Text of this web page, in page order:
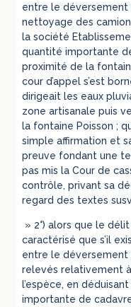
entre le déversement
nettoyage des
la société
quantité importante
proximité de la
cour d’appel s’est
dirigeait les eaux
zone artisanale puis
la fontaine Poisson ;
simple affirmation et
preuve fondant une
pas mis la Cour de
contrôle, privant sa
regard des textes
» 2°) alors que le
caractérisé que s’il
entre le
relevés relativement à
l’espèce, en
importante de